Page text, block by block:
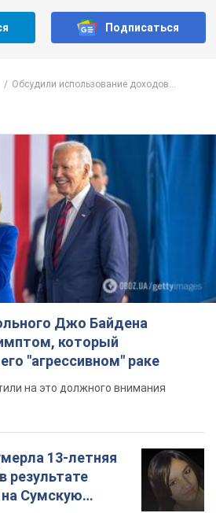
Джо Байдена
который
"агрессивном" раке
на это должного внимания
13-летняя
результате
на Сумскую
обстрела
носили только
так и